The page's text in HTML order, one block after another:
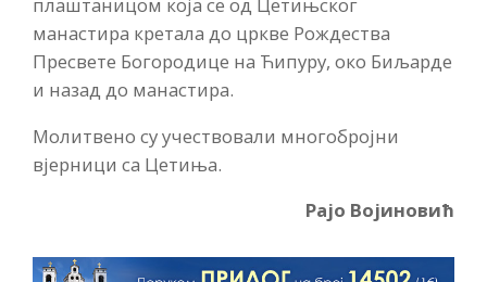
манастира кретала до цркве Рождества
Пресвете Богородице на Ћипуру, око Биљарде
и назад до манастира.
Молитвено су учествовали многобројни
вјерници са Цетиња.
Рајо Војиновић